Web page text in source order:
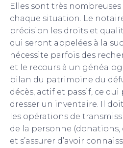
Elles sont très
chaque situation. Le
précision les droits et
qui seront appelées à la
nécessite parfois des
et le recours à un
bilan du patrimoine du
décès, actif et passif, ce qui
dresser un inventaire. Il
les opérations de
de la personne (donations,
et s’assurer d’avoir